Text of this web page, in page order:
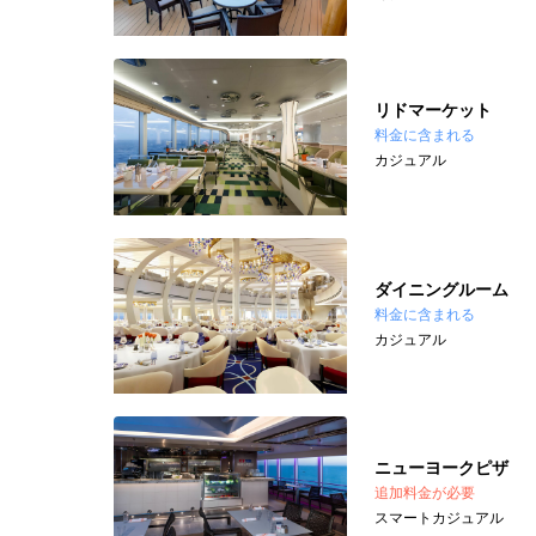
リドマーケット
料金に含まれる
カジュアル
ダイニングルーム
料金に含まれる
カジュアル
ニューヨークピザ
追加料金が必要
スマートカジュアル